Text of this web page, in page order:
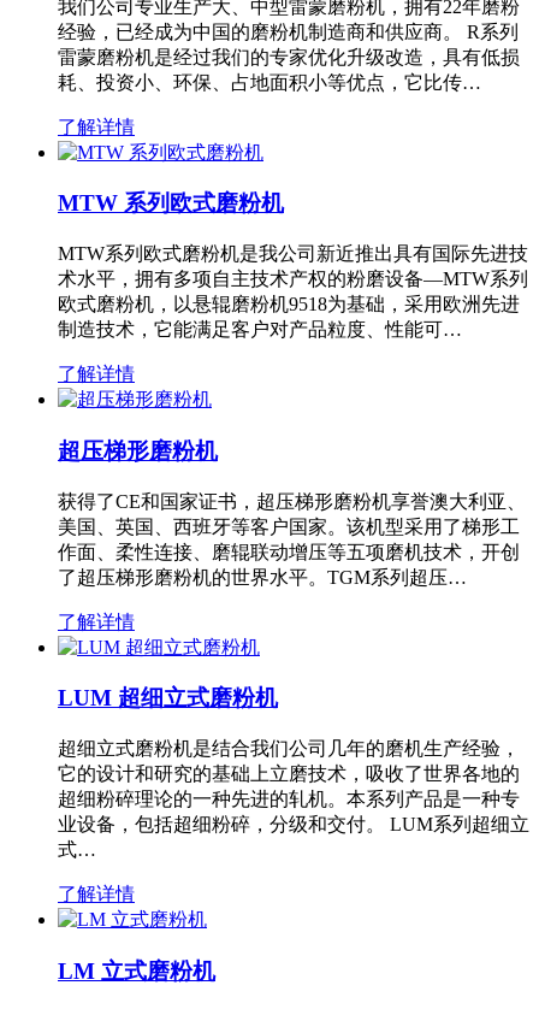
我们公司专业生产大、中型雷蒙磨粉机，拥有22年磨粉
经验，已经成为中国的磨粉机制造商和供应商。 R系列
雷蒙磨粉机是经过我们的专家优化升级改造，具有低损
耗、投资小、环保、占地面积小等优点，它比传…
了解详情
MTW 系列欧式磨粉机
MTW系列欧式磨粉机是我公司新近推出具有国际先进技
术水平，拥有多项自主技术产权的粉磨设备—MTW系列
欧式磨粉机，以悬辊磨粉机9518为基础，采用欧洲先进
制造技术，它能满足客户对产品粒度、性能可…
了解详情
超压梯形磨粉机
获得了CE和国家证书，超压梯形磨粉机享誉澳大利亚、
美国、英国、西班牙等客户国家。该机型采用了梯形工
作面、柔性连接、磨辊联动增压等五项磨机技术，开创
了超压梯形磨粉机的世界水平。TGM系列超压…
了解详情
LUM 超细立式磨粉机
超细立式磨粉机是结合我们公司几年的磨机生产经验，
它的设计和研究的基础上立磨技术，吸收了世界各地的
超细粉碎理论的一种先进的轧机。本系列产品是一种专
业设备，包括超细粉碎，分级和交付。 LUM系列超细立
式…
了解详情
LM 立式磨粉机